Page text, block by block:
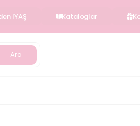
IYAŞ Kataloglar
Ara